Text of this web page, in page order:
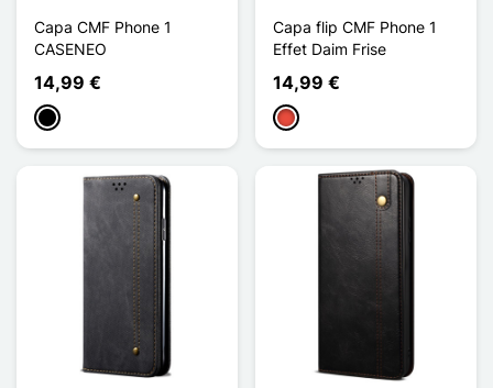
Capa CMF Phone 1
CASENEO
14,99 €
Preto
Capa flip CMF Phone 1
Effet Daim Frise
14,99 €
Vermelho